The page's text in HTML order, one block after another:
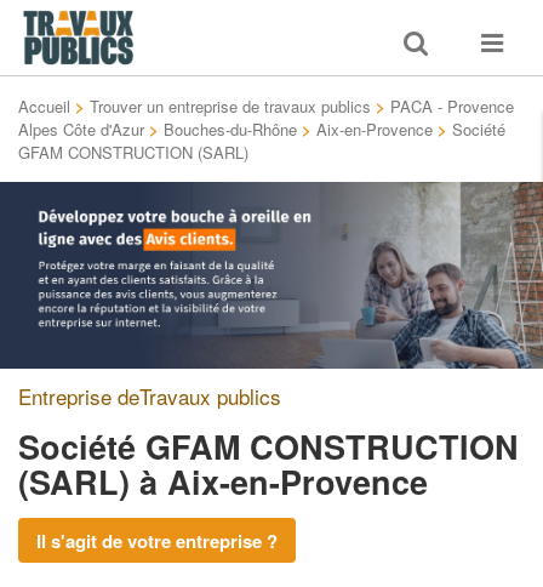
Toggle
search
Toggle
Accueil > Trouver un entreprise de travaux publics > PACA - Provence
Alpes Côte d'Azur > Bouches-du-Rhône > Aix-en-Provence > Société
GFAM CONSTRUCTION (SARL)
Entreprise deTravaux publics
Société GFAM CONSTRUCTION
(SARL) à Aix-en-Provence
Il s'agit de votre entreprise ?